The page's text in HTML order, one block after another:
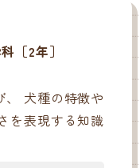
［2年］
犬種の特徴や
を表現する知識